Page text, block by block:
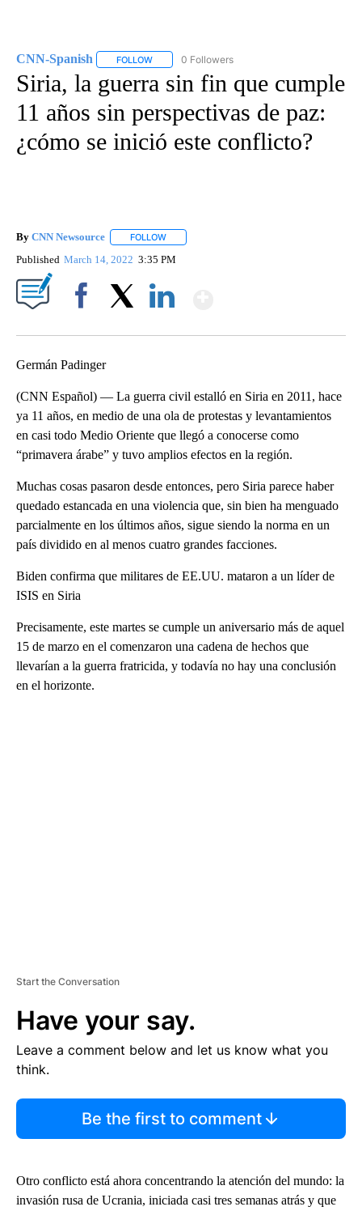
CNN-Spanish FOLLOW FOLLOW "CNN-SPANISH" TO RECEIVE
0 Followers
Siria, la guerra sin fin que cumple
11 años sin perspectivas de paz:
¿cómo se inició este conflicto?
By CNN Newsource FOLLOW
Published March 14, 2022 3:35 PM
Germán Padinger
(CNN Español) — La guerra civil estalló en Siria en 2011, hace
ya 11 años, en medio de una ola de protestas y levantamientos
en casi todo Medio Oriente que llegó a conocerse como
“primavera árabe” y tuvo amplios efectos en la región.
Muchas cosas pasaron desde entonces, pero Siria parece haber
quedado estancada en una violencia que, sin bien ha menguado
parcialmente en los últimos años, sigue siendo la norma en un
país dividido en al menos cuatro grandes facciones.
Biden confirma que militares de EE.UU. mataron a un líder de
ISIS en Siria
Precisamente, este martes se cumple un aniversario más de aquel
15 de marzo en el comenzaron una cadena de hechos que
llevarían a la guerra fratricida, y todavía no hay una conclusión
en el horizonte.
Start the Conversation
Have your say.
Leave a comment below and let us know what you
think.
Be the first to comment
Otro conflicto está ahora concentrando la atención del mundo: la
invasión rusa de Ucrania, iniciada casi tres semanas atrás y que